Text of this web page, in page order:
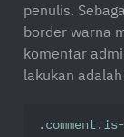
penulis.
border warna
komentar
lakukan
.comment .is-